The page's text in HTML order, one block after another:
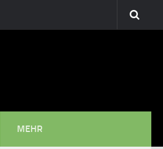
MEHR